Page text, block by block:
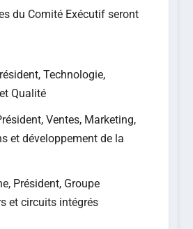
du Comité Exécutif seront
Technologie,
Qualité
Ventes, Marketing,
et développement de la
Président, Groupe
et circuits intégrés